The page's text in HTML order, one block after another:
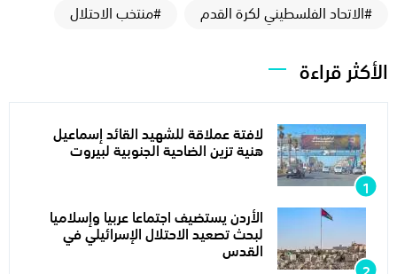
#الاتحاد الفلسطيني لكرة القدم
#منتخب الاحتلال
الأكثر قراءة
لافتة عملاقة للشهيد القائد إسماعيل
هنية تزين الضاحية الجنوبية لبيروت
الأردن يستضيف اجتماعا عربيا وإسلاميا
لبحث تصعيد الاحتلال الإسرائيلي في
القدس